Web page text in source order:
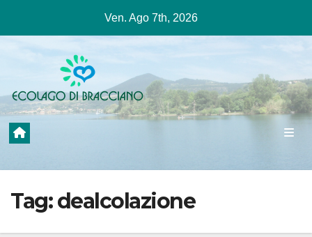
contenuto
Ven. Ago 7th, 2026
Tag:dealcolazione